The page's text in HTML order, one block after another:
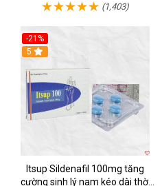
(1,403)
-21%
5
Itsup Sildenafil 100mg tăng
cường sinh lý nam kéo dài thời